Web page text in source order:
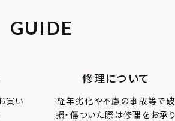
ハワイアン
GUIDE
買い
修理について
経年劣化や不慮の事故等で破
損・傷ついた際は修理をお承り